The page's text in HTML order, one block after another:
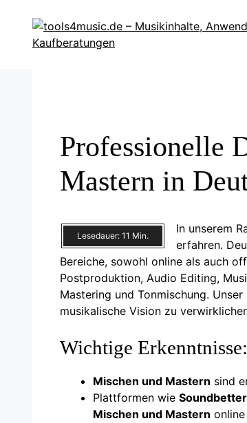
springen
Professionelle
Mastern in
Lesedauer: 11 Min.
In unserem
erfahren.
Bereiche, sowohl online als auch
Postproduktion, Audio Editing,
Mastering und Tonmischung.
musikalische Vision zu
Wichtige Erkenntnisse:
Mischen und Mastern sind
Plattformen wie
Mischen und Mastern online